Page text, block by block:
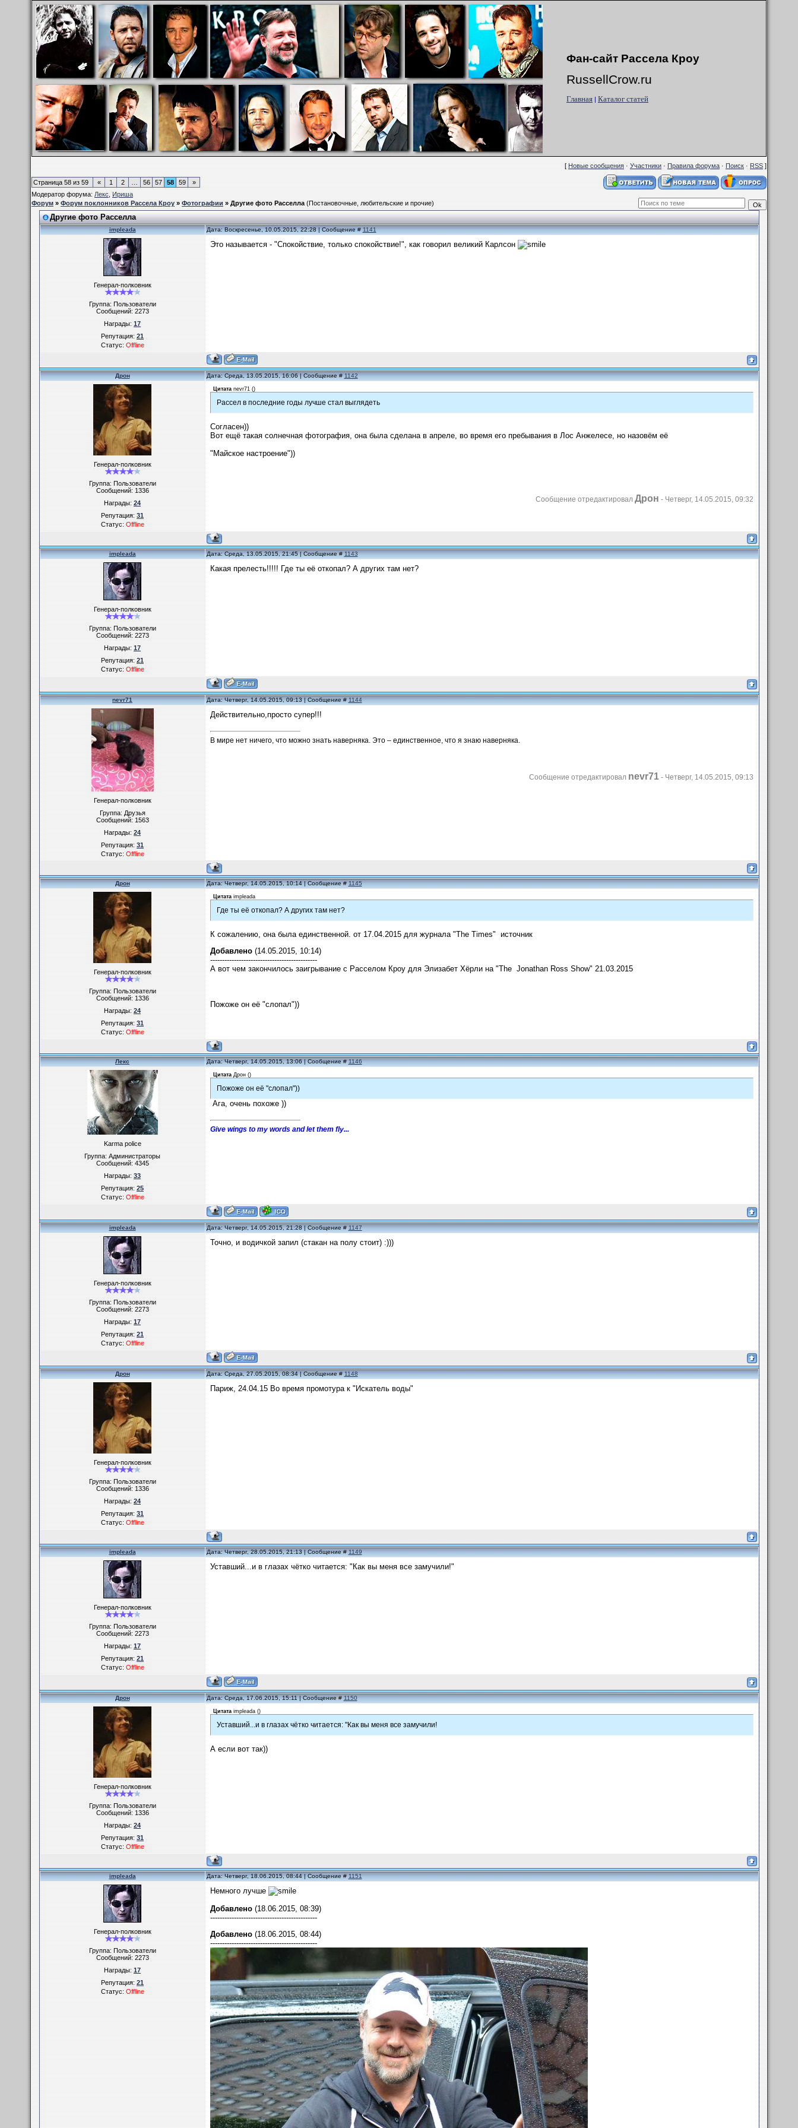
Фан-сайт Рассела Кроу
RussellCrow.ru
Главная | Каталог статей
[Новые сообщения·Участники·Правила форума·Поиск·RSS]
Страница 58 из 59 « 1 2 56 57 58 59
»
Модератор форума:Лекс,Ириша
Форум»Форум поклонников Рассела Кроу»Фотографии»Другие фото Расселла (Постановочные, любительские и прочие)
Другие фото Расселла
impleada Дата: Воскресенье, 10.05.2015, 22:28 | Сообщение #1141
Генерал-полковник
Группа: Пользователи
Сообщений:2273
Награды:17
Репутация:21
Статус:Offline
Это называется - "Спокойствие, только спокойствие!", как говорил великий Карлсон
Дрон Дата: Среда, 13.05.2015, 16:06 | Сообщение #1142
Генерал-полковник
Группа: Пользователи
Сообщений:1336
Награды:24
Репутация:31
Статус:Offline
Цитата nevr71()
Рассел в последние годы лучше стал выглядеть
Согласен))
Вот ещё такая солнечная фотография, она была сделана в апреле, во время его пребывания в Лос Анжелесе, но назовём её
"Майское настроение"))
Сообщение отредактировал Дрон - Четверг, 14.05.2015, 09:32
impleada Дата: Среда, 13.05.2015, 21:45 | Сообщение #1143
Генерал-полковник
Группа: Пользователи
Сообщений:2273
Награды:17
Репутация:21
Статус:Offline
Какая прелесть!!!!! Где ты её откопал? А других там нет?
nevr71 Дата: Четверг, 14.05.2015, 09:13 | Сообщение #1144
Генерал-полковник
Группа: Друзья
Сообщений:1563
Награды:24
Репутация:31
Статус:Offline
Действительно,просто супер!!!
В мире нет ничего, что можно знать наверняка. Это – единственное, что я знаю наверняка.
Сообщение отредактировал nevr71- Четверг, 14.05.2015, 09:13
Дрон Дата: Четверг, 14.05.2015, 10:14 | Сообщение #1145
Генерал-полковник
Группа: Пользователи
Сообщений:1336
Награды:24
Репутация:31
Статус:Offline
Цитата impleada
Где ты её откопал? А других там нет?
К сожалению, она была единственной. от 17.04.2015 для журнала "The Times" источник
Добавлено(14.05.2015, 10:14)
---------------------------------------------
А вот чем закончилось заигрывание с Расселом Кроу для Элизабет Хёрли на "The Jonathan Ross Show" 21.03.2015
Пожоже он её "слопал"))
Лекс Дата: Четверг, 14.05.2015, 13:06 | Сообщение #1146
Karma police
Группа: Администраторы
Сообщений:4345
Награды:33
Репутация:25
Статус:Offline
Цитата Дрон()
Пожоже он её "слопал"))
Ага, очень похоже ))
Give wings to my words and let them fly...
impleada Дата: Четверг, 14.05.2015, 21:28 | Сообщение #1147
Генерал-полковник
Группа: Пользователи
Сообщений:2273
Награды:17
Репутация:21
Статус:Offline
Точно, и водичкой запил (стакан на полу стоит) :)))
Дрон Дата: Среда, 27.05.2015, 08:34 | Сообщение #1148
Генерал-полковник
Группа: Пользователи
Сообщений:1336
Награды:24
Репутация:31
Статус:Offline
Париж, 24.04.15 Во время промотура к "Искатель воды"
impleada Дата: Четверг, 28.05.2015, 21:13 | Сообщение #1149
Генерал-полковник
Группа: Пользователи
Сообщений:2273
Награды:17
Репутация:21
Статус:Offline
Уставший...и в глазах чётко читается: "Как вы меня все замучили!"
Дрон Дата: Среда, 17.06.2015, 15:11 | Сообщение #1150
Генерал-полковник
Группа: Пользователи
Сообщений:1336
Награды:24
Репутация:31
Статус:Offline
Цитата impleada()
Уставший...и в глазах чётко читается: "Как вы меня все замучили!
А если вот так))
impleada Дата: Четверг, 18.06.2015, 08:44 | Сообщение #1151
Генерал-полковник
Группа: Пользователи
Сообщений:2273
Награды:17
Репутация:21
Статус:Offline
Немного лучше
Добавлено(18.06.2015, 08:39)
---------------------------------------------
Добавлено(18.06.2015, 08:44)
---------------------------------------------